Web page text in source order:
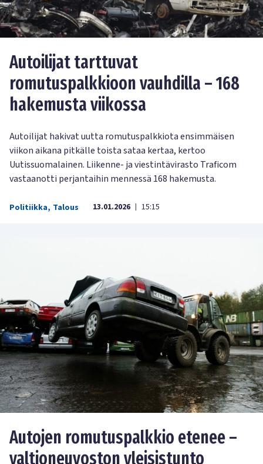
Autoilijat tarttuvat
romutuspalkkioon vauhdilla – 168
hakemusta viikossa
Autoilijat hakivat uutta romutuspalkkiota ensimmäisen
viikon aikana pitkälle toista sataa kertaa, kertoo
Uutissuomalainen. Liikenne- ja viestintävirasto Traficom
vastaanotti perjantaihin mennessä 168 hakemusta.
Politiikka, Talous 13.01.2026 | 15:15
Autojen romutuspalkkio etenee –
valtioneuvoston yleisistunto